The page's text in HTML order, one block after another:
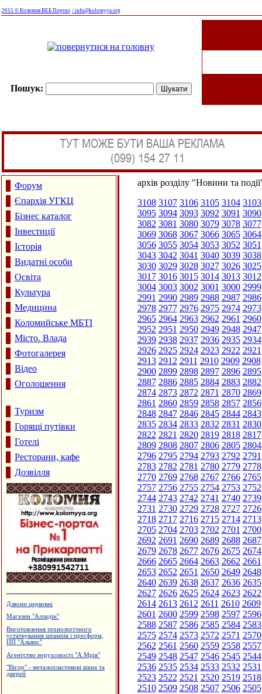
2015 © Коломия ВЕБ Портал / info@kolomyya.org
Пошук:
Форум
Єпархія УГКЦ
Бізнес каталог
Інвестиції
Історія
Видатні особи
Освіта
Культура
Медицина
Коломийське МБТІ
Місто. Влада
Фотогалерея
Відео
Оголошення
Туризм
Горящі путівки
Готелі
Ресторани, кафе
Дозвілля
Вироби з нержавіючої сталі
Гобелени та текстильний одяг
Кафе "Fresh"
Салон-магазин "КАЯ" - штори,
архів розділу "Новини та
3108 3107 3106 3105 3104 3103
3095 3094 3093 3092 3091 3090
3082 3081 3080 3079 3078 3077
3069 3068 3067 3066 3065 3064
3056 3055 3054 3053 3052 3051
3043 3042 3041 3040 3039 3038
3030 3029 3028 3027 3026 3025
3017 3016 3015 3014 3013 3012
3004 3003 3002 3001 3000 2999
2991 2990 2989 2988 2987 2986
2978 2977 2976 2975 2974 2973
2965 2964 2963 2962 2961 2960
2952 2951 2950 2949 2948 2947
2939 2938 2937 2936 2935 2934
2926 2925 2924 2923 2922 2921
2913 2912 2911 2910 2909 2908
2900 2899 2898 2897 2896 2895
2887 2886 2885 2884 2883 2882
2874 2873 2872 2871 2870 2869
2861 2860 2859 2858 2857 2856
2848 2847 2846 2845 2844 2843
2835 2834 2833 2832 2831 2830
2822 2821 2820 2819 2818 2817
2809 2808 2807 2806 2805 2804
2796 2795 2794 2793 2792 2791
2783 2782 2781 2780 2779 2778
2770 2769 2768 2767 2766 2765
2757 2756 2755 2754 2753 2752
2744 2743 2742 2741 2740 2739
2731 2730 2729 2728 2727 2726
2718 2717 2716 2715 2714 2713
2705 2704 2703 2702 2701 2700
2692 2691 2690 2689 2688 2687
2679 2678 2677 2676 2675 2674
2666 2665 2664 2663 2662 2661
2653 2652 2651 2650 2649 2648
2640 2639 2638 2637 2636 2635
2627 2626 2625 2624 2623 2622
2614 2613 2612 2611 2610 2609
2601 2600 2599 2598 2597 2596
2588 2587 2586 2585 2584 2583
2575 2574 2573 2572 2571 2570
2562 2561 2560 2559 2558 2557
2549 2548 2547 2546 2545 2544
2536 2535 2534 2533 2532 2531
2523 2522 2521 2520 2519 2518
2510 2509 2508 2507 2506 2505